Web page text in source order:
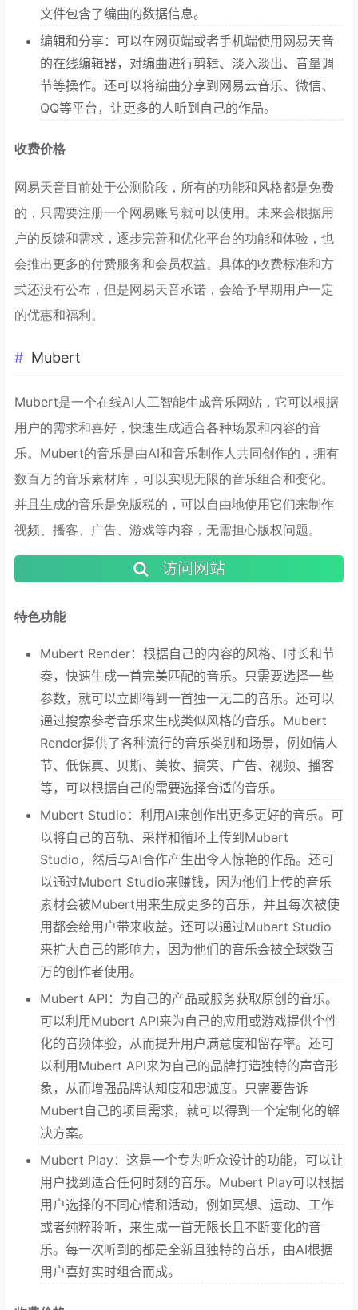
文件包含了编曲的数据信息。
编辑和分享：可以在网页端或者手机端使用网易天音
的在线编辑器，对编曲进行剪辑、淡入淡出、音量调
节等操作。还可以将编曲分享到网易云音乐、微信、
QQ等平台，让更多的人听到自己的作品。
收费价格
网易天音目前处于公测阶段，所有的功能和风格都是免费
的，只需要注册一个网易账号就可以使用。未来会根据用
户的反馈和需求，逐步完善和优化平台的功能和体验，也
会推出更多的付费服务和会员权益。具体的收费标准和方
式还没有公布，但是网易天音承诺，会给予早期用户一定
的优惠和福利。
Mubert
Mubert是一个在线AI人工智能生成音乐网站，它可以根据
用户的需求和喜好，快速生成适合各种场景和内容的音
乐。Mubert的音乐是由AI和音乐制作人共同创作的，拥有
数百万的音乐素材库，可以实现无限的音乐组合和变化。
并且生成的音乐是免版税的，可以自由地使用它们来制作
视频、播客、广告、游戏等内容，无需担心版权问题。
访问网站
特色功能
Mubert Render：根据自己的内容的风格、时长和节
奏，快速生成一首完美匹配的音乐。只需要选择一些
参数，就可以立即得到一首独一无二的音乐。还可以
通过搜索参考音乐来生成类似风格的音乐。Mubert
Render提供了各种流行的音乐类别和场景，例如情人
节、低保真、贝斯、美妆、搞笑、广告、视频、播客
等，可以根据自己的需要选择合适的音乐。
Mubert Studio：利用AI来创作出更多更好的音乐。可
以将自己的音轨、采样和循环上传到Mubert
Studio，然后与AI合作产生出令人惊艳的作品。还可
以通过Mubert Studio来赚钱，因为他们上传的音乐
素材会被Mubert用来生成更多的音乐，并且每次被使
用都会给用户带来收益。还可以通过Mubert Studio
来扩大自己的影响力，因为他们的音乐会被全球数百
万的创作者使用。
Mubert API：为自己的产品或服务获取原创的音乐。
可以利用Mubert API来为自己的应用或游戏提供个性
化的音频体验，从而提升用户满意度和留存率。还可
以利用Mubert API来为自己的品牌打造独特的声音形
象，从而增强品牌认知度和忠诚度。只需要告诉
Mubert自己的项目需求，就可以得到一个定制化的解
决方案。
Mubert Play：这是一个专为听众设计的功能，可以让
用户找到适合任何时刻的音乐。Mubert Play可以根据
用户选择的不同心情和活动，例如冥想、运动、工作
或者纯粹聆听，来生成一首无限长且不断变化的音
乐。每一次听到的都是全新且独特的音乐，由AI根据
用户喜好实时组合而成。